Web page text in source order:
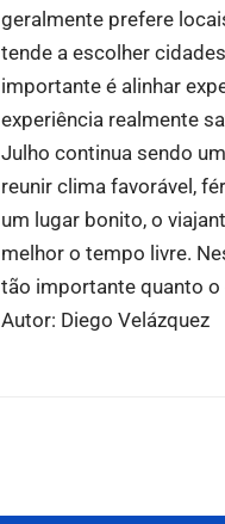
geralmente prefere
tende a escolher
importante é alinhar
experiência realmente
Julho continua sendo
reunir clima favorável,
um lugar bonito, o
melhor o tempo livre.
tão importante quanto
Autor: Diego Velázquez